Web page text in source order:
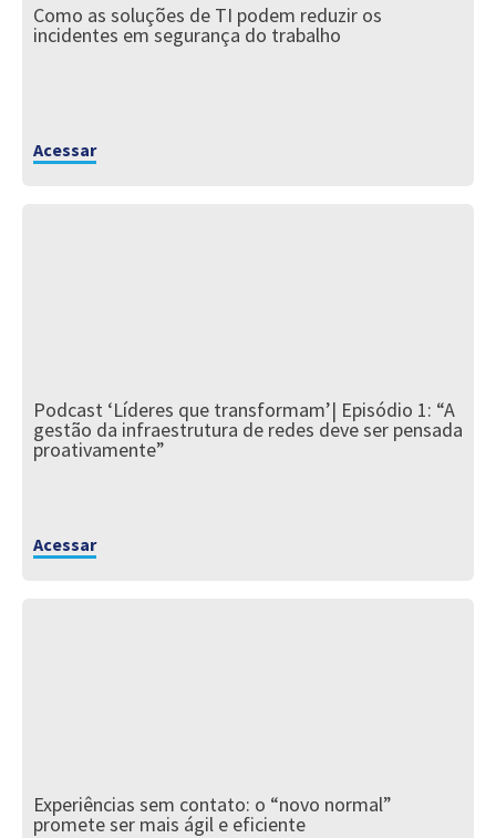
Como as soluções de TI podem reduzir os
incidentes em segurança do trabalho
Acessar
Podcast ‘Líderes que transformam’| Episódio 1: “A
gestão da infraestrutura de redes deve ser pensada
proativamente”
Acessar
Experiências sem contato: o “novo normal”
promete ser mais ágil e eficiente